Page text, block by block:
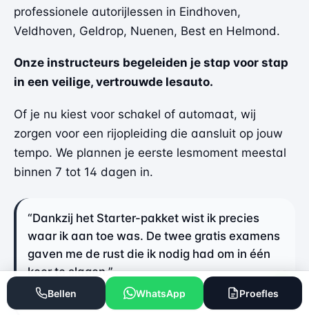
professionele autorijlessen in Eindhoven,
Veldhoven, Geldrop, Nuenen, Best en Helmond.
Onze instructeurs begeleiden je stap voor stap
in een veilige, vertrouwde lesauto.
Of je nu kiest voor schakel of automaat, wij
zorgen voor een rijopleiding die aansluit op jouw
tempo. We plannen je eerste lesmoment meestal
binnen 7 tot 14 dagen in.
“Dankzij het Starter-pakket wist ik precies
waar ik aan toe was. De twee gratis examens
gaven me de rust die ik nodig had om in één
keer te slagen.”
— Teun uit Eindhoven
Bellen WhatsApp Proefles